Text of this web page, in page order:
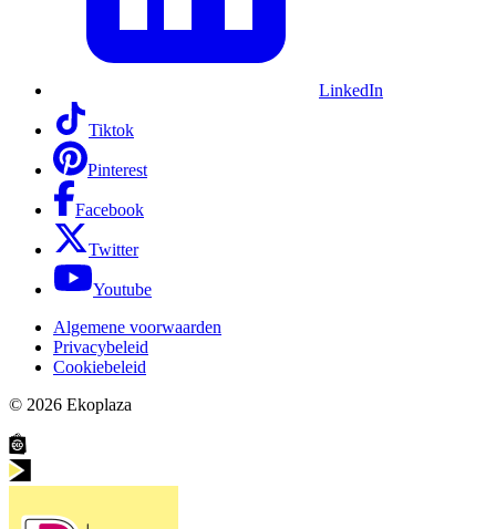
LinkedIn
Tiktok
Pinterest
Facebook
Twitter
Youtube
Algemene voorwaarden
Privacybeleid
Cookiebeleid
© 2026 Ekoplaza